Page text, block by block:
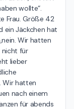
wollte“.
Frau. Größe 42
ein Jäckchen hat
Wir hatten
nicht für
lieber
Wir hatten
nach einem
für abends